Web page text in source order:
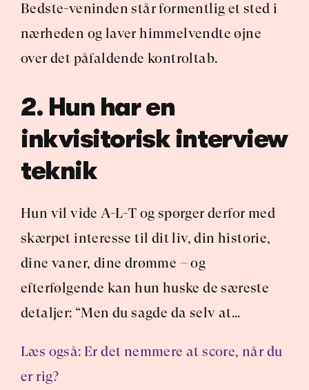
Bedste-veninden står formentlig et sted i
nærheden og laver himmelvendte øjne
over det påfaldende kontroltab.
2. Hun har en
inkvisitorisk interview
teknik
Hun vil vide A-L-T og spørger derfor med
skærpet interesse til dit liv, din historie,
dine vaner, dine drømme – og
efterfølgende kan hun huske de særeste
detaljer: “Men du sagde da selv at…
Læs også: Er det nemmere at score, når du
er rig?